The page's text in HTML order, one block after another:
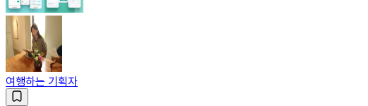
여행하는 기획자